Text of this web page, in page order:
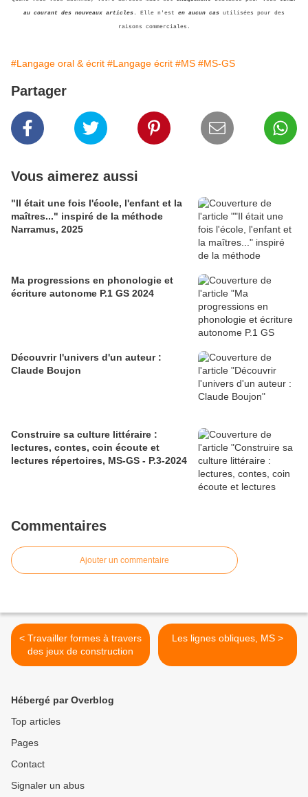
au courant des nouveaux articles . Elle n'est en aucun cas utilisées pour des
raisons commerciales.
#Langage oral & écrit #Langage écrit #MS #MS-GS
Partager
Vous aimerez aussi
"Il était une fois l'école, l'enfant et la
maîtres..." inspiré de la méthode
Narramus, 2025
Ma progressions en phonologie et
écriture autonome P.1 GS 2024
Découvrir l'univers d'un auteur :
Claude Boujon
Construire sa culture littéraire :
lectures, contes, coin écoute et
lectures répertoires, MS-GS - P.3-2024
Commentaires
Ajouter un commentaire
< Travailler formes à travers
des jeux de construction
Les lignes obliques, MS >
Hébergé par Overblog
Top articles
Pages
Contact
Signaler un abus